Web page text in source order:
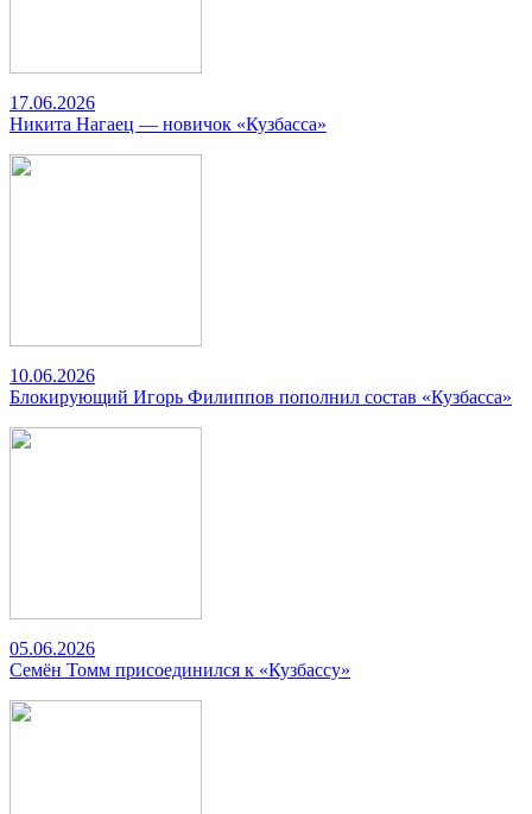
17.06.2026
Никита Нагаец — новичок «Кузбасса»
10.06.2026
Блокирующий Игорь Филиппов пополнил состав «Кузбасса»
05.06.2026
Семён Томм присоединился к «Кузбассу»